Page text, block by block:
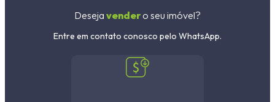
Deseja vendero seu imóvel?
Entre em contato conosco pelo WhatsApp.